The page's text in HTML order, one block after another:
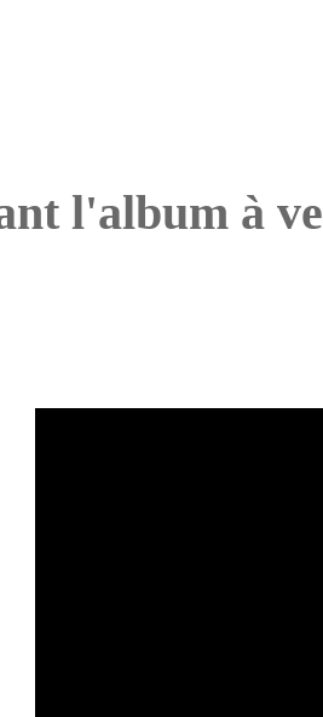
l'album à